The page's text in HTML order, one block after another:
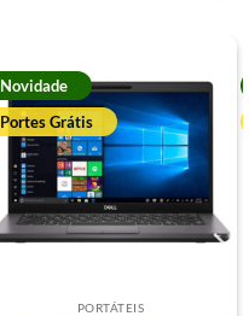
Novidade
Portes Grátis
PORTÁTEIS